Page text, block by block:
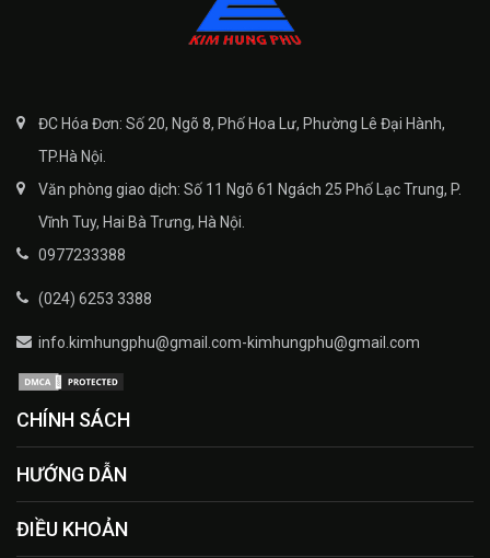
ĐC Hóa Đơn: Số 20, Ngõ 8, Phố Hoa Lư, Phường Lê Đại Hành,
TP.Hà Nội.
Văn phòng giao dịch: Số 11 Ngõ 61 Ngách 25 Phố Lạc Trung, P.
Vĩnh Tuy, Hai Bà Trưng, Hà Nội.
0977233388
(024) 6253 3388
info.kimhungphu@gmail.com-kimhungphu@gmail.com
CHÍNH SÁCH
HƯỚNG DẪN
ĐIỀU KHOẢN